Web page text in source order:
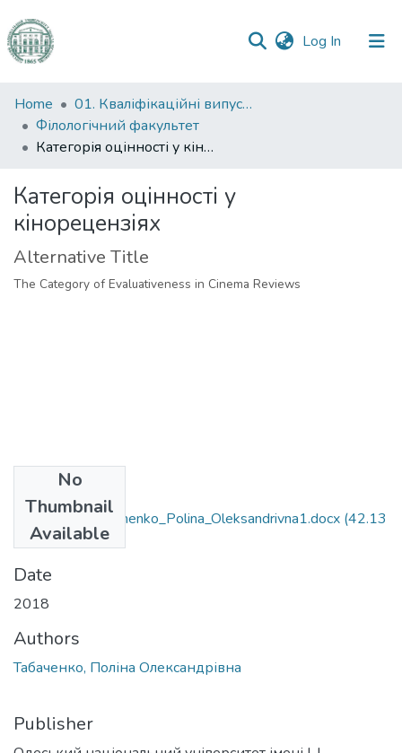
Log In (current)
Communities
&
Collections
Statistics
Home
01. Кваліфікаційні випускні роботи здобувачів вищої освіти
Філологічний факультет
Категорія оцінності у кінорецензіях
Категорія оцінності у
кінорецензіях
Alternative Title
The Category of Evaluativeness in Cinema Reviews
No
Thumbnail
Available
6.020303_Tabachenko_Polina_Oleksandrivna1.docx (42.13
KB)
Date
2018
Authors
Табаченко, Поліна Олександрівна
Publisher